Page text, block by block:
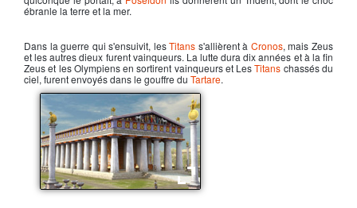
ébranle la terre et la mer.
Dans la guerre qui s'ensuivit, lesTitans s'allièrent à Cronos, maisZeus
et les autres dieux furent vainqueurs. La lutte dura dix années et à la fin
Zeuset lesOlympiensen sortirent vainqueurs et LesTitans chassés du
ciel, furent envoyés dans le gouffre du Tartare.